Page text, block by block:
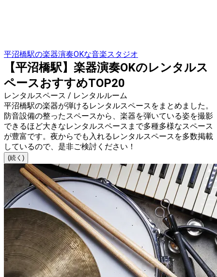
平沼橋駅の楽器演奏OKな音楽スタジオ
【平沼橋駅】楽器演奏OKのレンタルス
ペースおすすめTOP20
レンタルスペース / レンタルルーム
平沼橋駅の楽器が弾けるレンタルスペースをまとめました。
防音設備の整ったスペースから、楽器を弾いている姿を撮影
できるほど大きなレンタルスペースまで多種多様なスペース
が豊富です。夜からでも入れるレンタルスペースを多数掲載
しているので、是非ご検討ください！
(続く)